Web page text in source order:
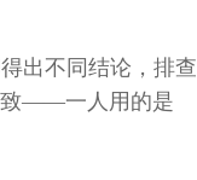
出不同结论，排查
致——一人用的是